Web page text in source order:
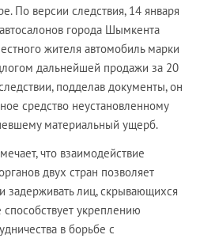
По версии следствия, 14 января
города Шымкента
жителя автомобиль марки
дальнейшей продажи за 20
подделав документы, он
средство неустановленному
материальный ущерб.
что взаимодействие
двух стран позволяет
задерживать лиц, скрывающихся
способствует укреплению
в борьбе с